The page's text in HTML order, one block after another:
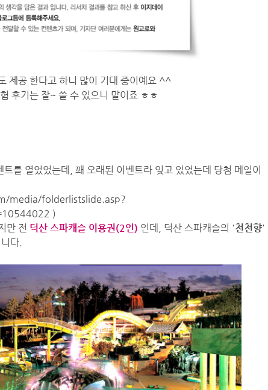
제공 한다고 하니 많이 기대 중이예요 ^^
후기는 잘~ 쓸 수 있으니 말이죠 ㅎㅎ
를 열었었는데, 꽤 오래된 이벤트라 잊고 있었는데 당첨 메일이
media/folderlistslide.asp?
)
만 전 덕산 스파캐슬 이용권(2인) 인데, 덕산 스파캐슬의 '천천향'
다.